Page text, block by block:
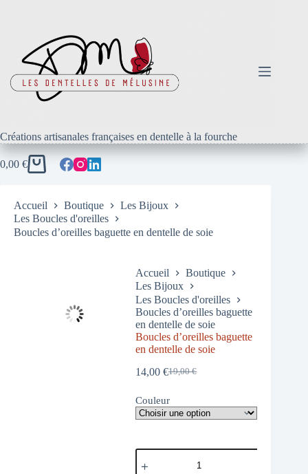
Créations artisanales françaises en dentelle à la fourche
0,00 €
Accueil Boutique
Les Bijoux
Les Boucles d'oreilles
Boucles d’oreilles baguette en dentelle de soie
Accueil
Boutique
Les Bijoux
Les Boucles d'oreilles
Boucles d’oreilles baguette
en dentelle de soie
Boucles d’oreilles baguette
en dentelle de soie
19,00€
14,00€
Couleur